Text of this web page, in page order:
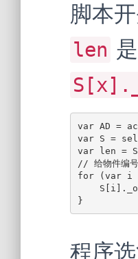
脚本
len
﻿var AD =
var S =
var len =
// 给物件编
for (var i
}
程序